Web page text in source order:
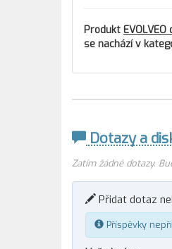
Produkt
se nachází v
Dotazy a
Zatím žádné dotazy.
Přidat dotaz
Příspěvky